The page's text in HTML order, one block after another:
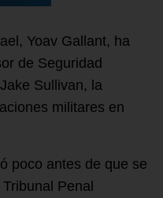
Yoav Gallant, ha
de Seguridad
Sullivan, la
militares en
poco antes de que se
Penal